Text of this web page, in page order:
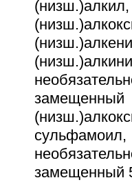
замещенный
замещенный